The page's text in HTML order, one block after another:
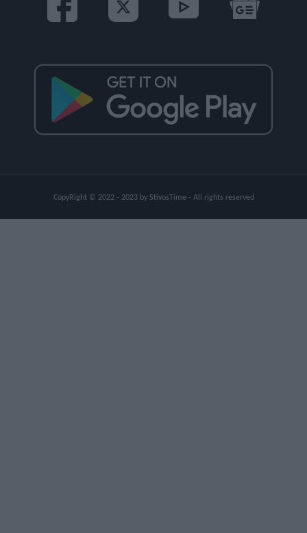
CopyRight © 2022 - 2023 by StivosTime - All rights reserved